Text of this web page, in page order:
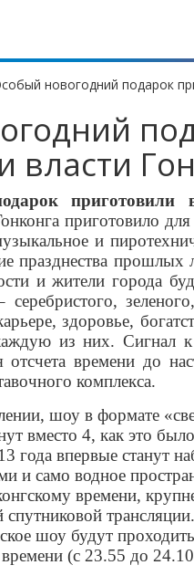
новогодний подарок
власти
приготовили
приготовило
и
празднества
и жители города
серебристого,
здоровье,
из них. Сигнал
отсчета времени до
комплекса.
шоу в формате
вместо 4, как это
года впервые станут
и само водное
времени,
шоу будут
(с 23.55 до